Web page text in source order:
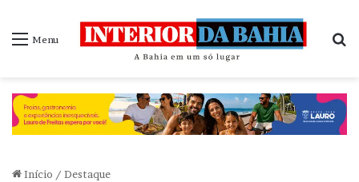
Menu
Início / Destaque